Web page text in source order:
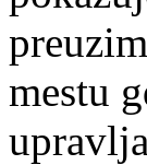
mestu